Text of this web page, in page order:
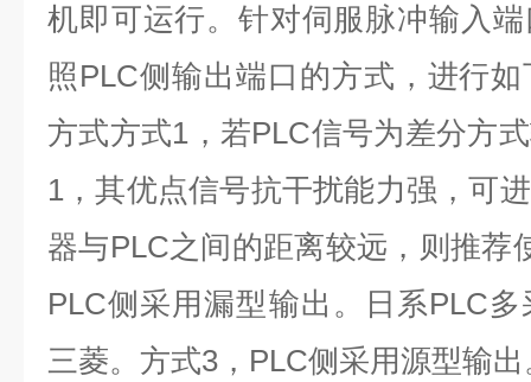
机即可运行。针对伺服脉冲输入
照PLC侧输出端口的方式，进行
方式方式1，若PLC信号为差分方
1，其优点信号抗干扰能力强，可
器与PLC之间的距离较远，则推荐
PLC侧采用漏型输出。日系PLC
三菱。方式3，PLC侧采用源型输出